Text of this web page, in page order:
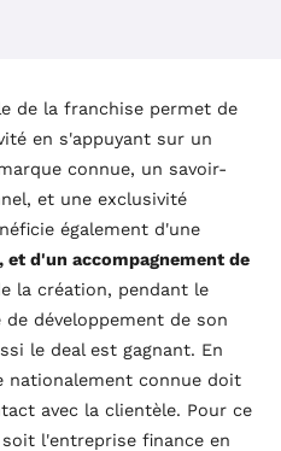
de la franchise permet de
en s'appuyant sur un
connue, un savoir-
et une exclusivité
également d'une
d'un accompagnement de
la création, pendant le
développement de son
le deal est gagnant. En
nationalement connue doit
avec la clientèle. Pour ce
l'entreprise finance en